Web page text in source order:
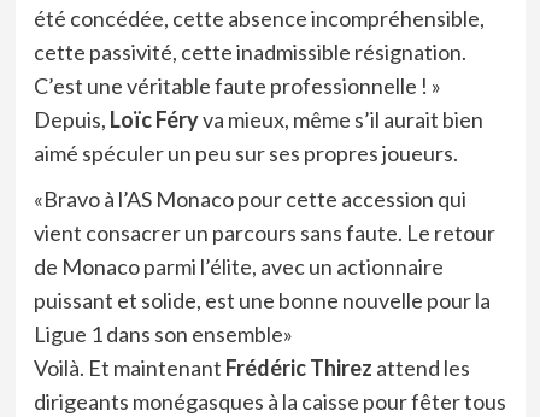
été concédée, cette absence incompréhensible,
cette passivité, cette inadmissible résignation.
C’est une véritable faute professionnelle ! »
Depuis, Loïc Féryva mieux, même s’il aurait bien
aimé spéculer un peu sur ses propres joueurs.
«Bravo à l’AS Monaco pour cette accession qui
vient consacrer un parcours sans faute. Le retour
de Monaco parmi l’élite, avec un actionnaire
puissant et solide, est une bonne nouvelle pour la
Ligue 1 dans son ensemble»
Voilà. Et maintenant Frédéric Thirez attend les
dirigeants monégasques à la caisse pour fêter tous